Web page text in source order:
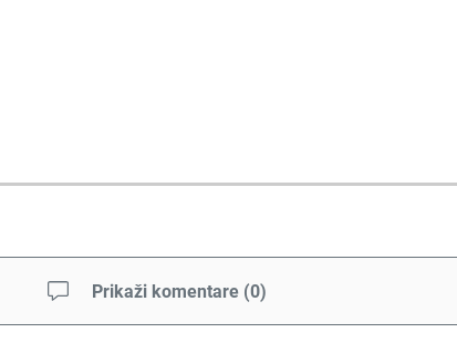
Prikaži komentare (0)